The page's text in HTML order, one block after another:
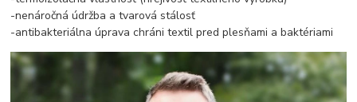
-nenáročná údržba a tvarová stálosť
-antibakteriálna úprava chráni textil pred plesňami a baktériami